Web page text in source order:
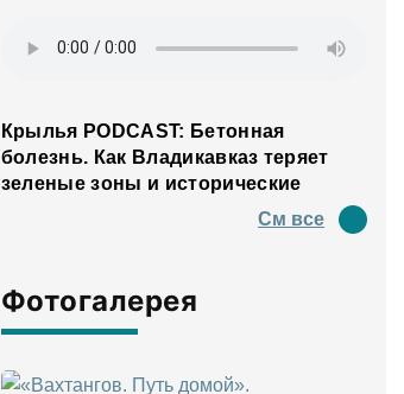
Крылья PODCAST: Бетонная
болезнь. Как Владикавказ теряет
зеленые зоны и исторические
См все
Фотогалерея